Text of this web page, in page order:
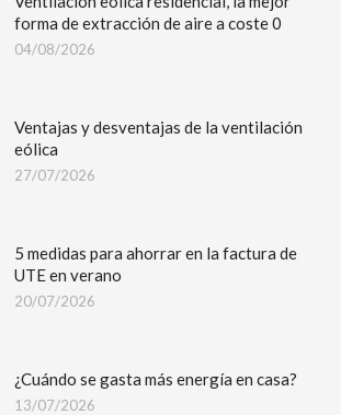
forma de extracción de aire a coste 0
04/08/2026
Ventajas y desventajas de la ventilación
eólica
27/07/2026
5 medidas para ahorrar en la factura de
UTE en verano
20/07/2026
¿Cuándo se gasta más energía en casa?
13/07/2026